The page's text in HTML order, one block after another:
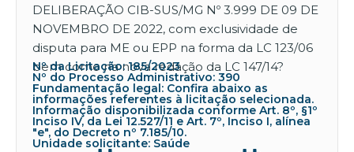
DELIBERAÇÃO CIB-SUS/MG Nº 3.999 DE 09 DE
NOVEMBRO DE 2022, com exclusividade de
disputa para ME ou EPP na forma da LC 123/06
bem como na nova redação da LC 147/14?
Nº da Licitação: 185/2023
Nº do Processo Administrativo: 390
Fundamentação legal: Confira abaixo as
informações referentes à licitação selecionada.
Informação disponibilizada conforme Art. 8º, §1º
Inciso IV, da Lei 12.527/11 e Art. 7º, Inciso I, alínea
"e", do Decreto nº 7.185/10.
Unidade solicitante: Saúde